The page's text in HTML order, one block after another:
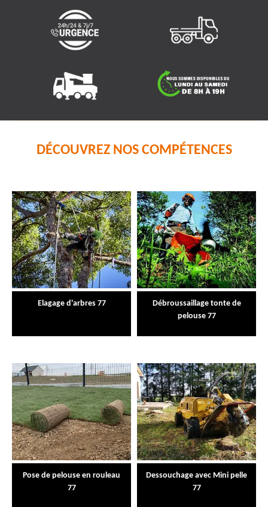
DÉCOUVREZ NOS COMPÉTENCES
Elagage d'arbres 77
Débroussaillage tonte de
pelouse 77
Pose de pelouse en rouleau
77
Dessouchage avec Mini pelle
77